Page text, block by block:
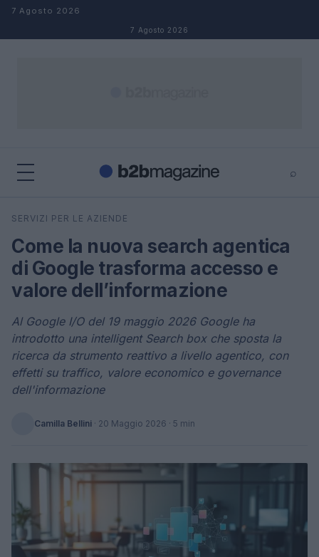
Salta al contenuto
7 Agosto 2026
7 Agosto 2026
⌕
Cerca
SERVIZI PER LE AZIENDE
Come la nuova search agentica
di Google trasforma accesso e
valore dell’informazione
Al Google I/O del 19 maggio 2026 Google ha
introdotto una intelligent Search box che sposta la
ricerca da strumento reattivo a livello agentico, con
effetti su traffico, valore economico e governance
dell'informazione
Camilla Bellini · 20 Maggio 2026 · 5 min